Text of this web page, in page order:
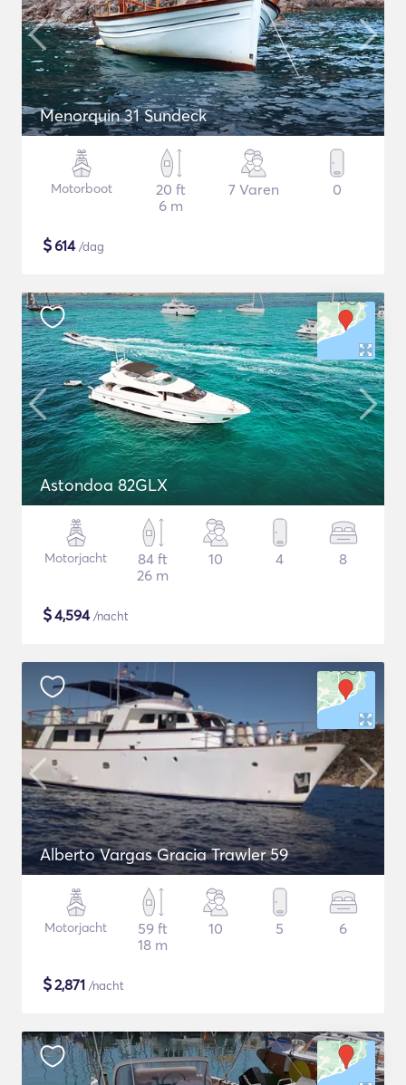
Menorquin 31 Sundeck
Motorboot
20 ft
6 m
7 Varen 0
$614/dag
Astondoa 82GLX
Motorjacht
84 ft
26 m
10 4 8
$4,594/nacht
Alberto Vargas Gracia Trawler 59
Motorjacht
59 ft
18 m
10 5 6
$2,871 /nacht